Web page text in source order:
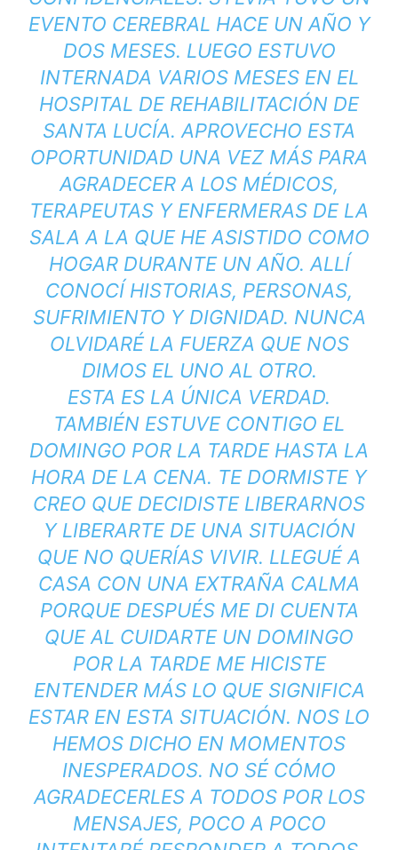
EVENTO CEREBRAL HACE UN AÑO Y
DOS MESES. LUEGO ESTUVO
INTERNADA VARIOS MESES EN EL
HOSPITAL DE REHABILITACIÓN DE
SANTA LUCÍA. APROVECHO ESTA
OPORTUNIDAD UNA VEZ MÁS PARA
AGRADECER A LOS MÉDICOS,
TERAPEUTAS Y ENFERMERAS DE LA
SALA A LA QUE HE ASISTIDO COMO
HOGAR DURANTE UN AÑO. ALLÍ
CONOCÍ HISTORIAS, PERSONAS,
SUFRIMIENTO Y DIGNIDAD. NUNCA
OLVIDARÉ LA FUERZA QUE NOS
DIMOS EL UNO AL OTRO.
ESTA ES LA ÚNICA VERDAD.
TAMBIÉN ESTUVE CONTIGO EL
DOMINGO POR LA TARDE HASTA LA
HORA DE LA CENA. TE DORMISTE Y
CREO QUE DECIDISTE LIBERARNOS
Y LIBERARTE DE UNA SITUACIÓN
QUE NO QUERÍAS VIVIR. LLEGUÉ A
CASA CON UNA EXTRAÑA CALMA
PORQUE DESPUÉS ME DI CUENTA
QUE AL CUIDARTE UN DOMINGO
POR LA TARDE ME HICISTE
ENTENDER MÁS LO QUE SIGNIFICA
ESTAR EN ESTA SITUACIÓN. NOS LO
HEMOS DICHO EN MOMENTOS
INESPERADOS. NO SÉ CÓMO
AGRADECERLES A TODOS POR LOS
MENSAJES, POCO A POCO